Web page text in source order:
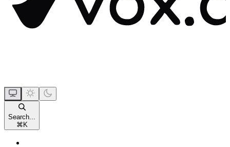
Search...
⌘ K